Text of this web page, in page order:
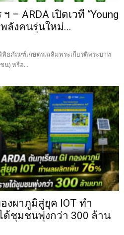
ARDA เปิดเวที “Young
ลังคนรุ่นใหม่...
ธภัณฑ์เกษตรเฉลิมพระเกียรติพระบาท
น) หรือ...
งผาภูมิสู่ยุค IOT ทำ
ด้ชุมชนพุ่งกว่า 300 ล้าน